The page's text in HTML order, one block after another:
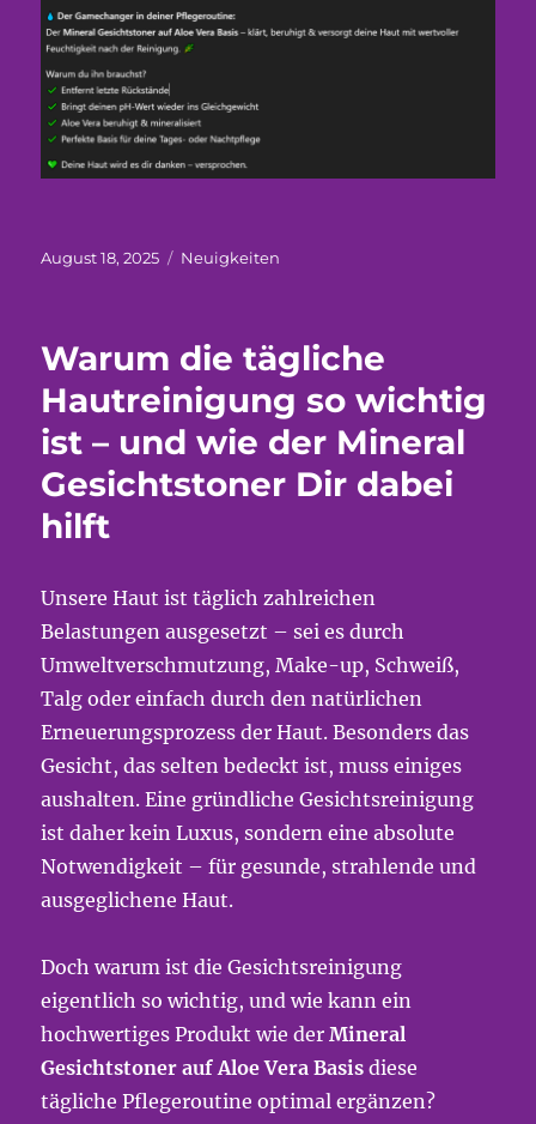
Veröffentlicht
August 18, 2025 Kategorien
Neuigkeiten
Warum die tägliche
Hautreinigung so wichtig
ist – und wie der Mineral
Gesichtstoner Dir dabei
hilft
Unsere Haut ist täglich zahlreichen
Belastungen ausgesetzt – sei es durch
Umweltverschmutzung, Make-up, Schweiß,
Talg oder einfach durch den natürlichen
Erneuerungsprozess der Haut. Besonders das
Gesicht, das selten bedeckt ist, muss einiges
aushalten. Eine gründliche Gesichtsreinigung
ist daher kein Luxus, sondern eine absolute
Notwendigkeit – für gesunde, strahlende und
ausgeglichene Haut.
Doch warum ist die Gesichtsreinigung
eigentlich so wichtig, und wie kann ein
hochwertiges Produkt wie derMineral
Gesichtstoner auf Aloe Vera Basis diese
tägliche Pflegeroutine optimal ergänzen?